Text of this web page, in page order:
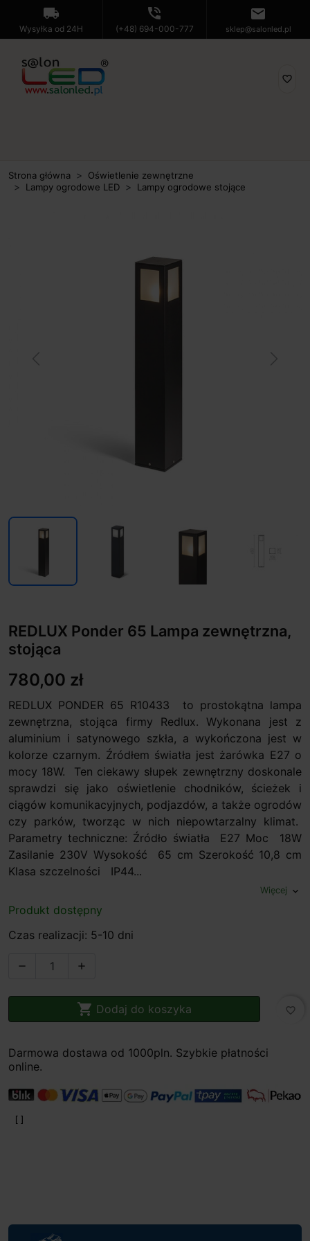
local_shipping
Wysyłka od 24H
phone_in_talk
(+48) 694-000-777
mail
sklep@salonled.pl
favorite_border
Strona główna
Oświetlenie zewnętrzne
Lampy ogrodowe LED
Lampy ogrodowe stojące
REDLUX Ponder 65 Lampa zewnętrzna,
stojąca
780,00 zł
REDLUX PONDER 65 R10433 to prostokątna lampa
zewnętrzna, stojąca firmy Redlux. Wykonana jest z
aluminium i satynowego szkła, a wykończona jest w
kolorze czarnym. Źródłem światła jest żarówka E27 o
mocy 18W. Ten ciekawy słupek zewnętrzny doskonale
sprawdzi się jako oświetlenie chodników, ścieżek i
ciągów komunikacyjnych, podjazdów, a także ogrodów
czy parków, tworząc w nich niepowtarzalny klimat.
Parametry techniczne: Źródło światła E27 Moc 18W
Zasilanie 230V Wysokość 65 cm Szerokość 10,8 cm
Klasa szczelności IP44...
Więcej expand_more
Produkt dostępny
Czas realizacji: 5-10 dni
 
 Dodaj do koszyka favorite_border
Darmowa dostawa od 1000pln. Szybkie płatności
online.